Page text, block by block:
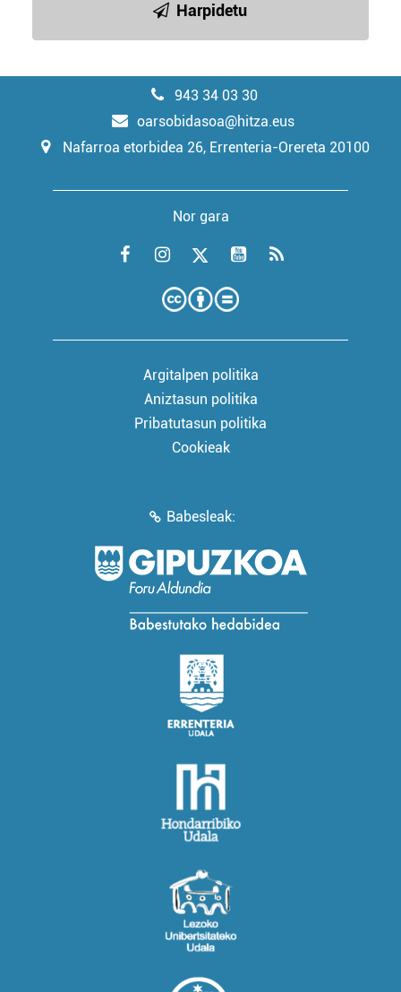
Harpidetu
943 34 03 30
oarsobidasoa@hitza.eus
Nafarroa etorbidea 26, Errenteria-Orereta 20100
Nor gara
Argitalpen politika
Aniztasun politika
Pribatutasun politika
Cookieak
Babesleak: